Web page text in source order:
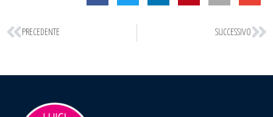
PRECEDENTE SUCCESSIVO